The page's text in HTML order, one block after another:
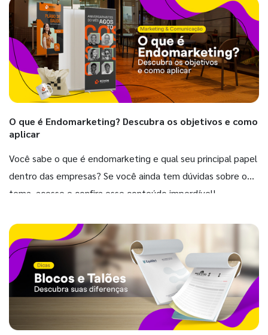
O que é Endomarketing? Descubra os objetivos e como
aplicar
Você sabe o que é endomarketing e qual seu principal papel
dentro das empresas? Se você ainda tem dúvidas sobre o
tema, acesse e confira esse conteúdo imperdível!